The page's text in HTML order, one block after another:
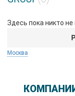
Здесь пока никто
Москва